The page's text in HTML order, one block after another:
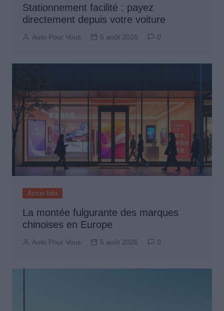
Stationnement facilité : payez
directement depuis votre voiture
Auto Pour Vous 5 août 2026 0
Actus Info
La montée fulgurante des marques
chinoises en Europe
Auto Pour Vous 5 août 2026 0